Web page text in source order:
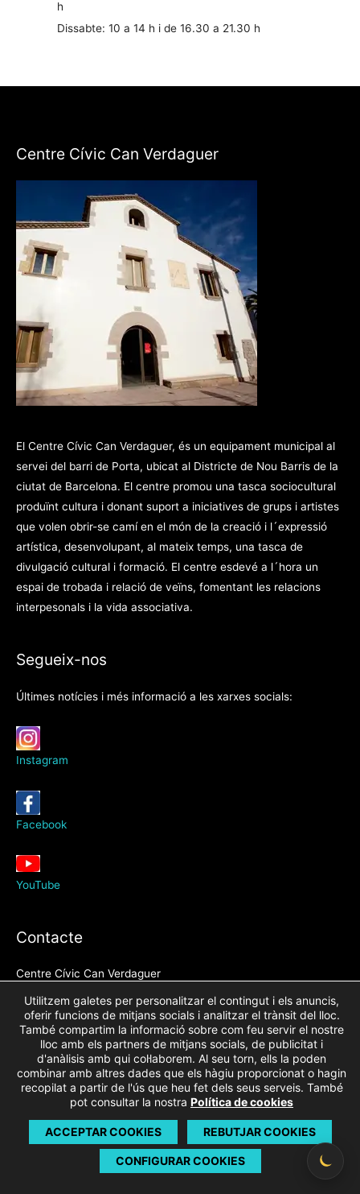
h
Dissabte: 10 a 14 h i de 16.30 a 21.30 h
Centre Cívic Can Verdaguer
El Centre Cívic Can Verdaguer, és un equipament municipal al
servei del barri de Porta, ubicat al Districte de Nou Barris de la
ciutat de Barcelona. El centre promou una tasca sociocultural
produïnt cultura i donant suport a iniciatives de grups i artistes
que volen obrir-se camí en el món de la creació i l´expressió
artística, desenvolupant, al mateix temps, una tasca de
divulgació cultural i formació. El centre esdevé a l´hora un
espai de trobada i relació de veïns, fomentant les relacions
interpesonals i la vida associativa.
Segueix-nos
Últimes notícies i més informació a les xarxes socials:
Instagram
Facebook
YouTube
Contacte
Centre Cívic Can Verdaguer
Carrer Piferrer nº 94-100
08016 Barcelona
Telèfon:93 276 80 77
A/e:info@canverdaguer.com
Avís legal – Política de privacitat Política de cookies
Utilitzem galetes per personalitzar el contingut i els anuncis,
oferir funcions de mitjans socials i analitzar el trànsit del lloc.
També compartim la informació sobre com feu servir el nostre
lloc amb els partners de mitjans socials, de publicitat i
d'anàlisis amb qui col·laborem. Al seu torn, ells la poden
combinar amb altres dades que els hàgiu proporcionat o hagin
recopilat a partir de l'ús que heu fet dels seus serveis. També
pot consultar la nostra Política de cookies
ACCEPTAR COOKIES REBUTJAR COOKIES
CONFIGURAR COOKIES